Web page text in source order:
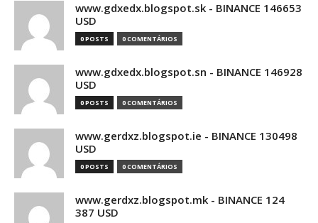
www.gdxedx.blogspot.sk - BINANCE 146653
USD
0 POSTS 0 COMENTÁRIOS
www.gdxedx.blogspot.sn - BINANCE 146928
USD
0 POSTS 0 COMENTÁRIOS
www.gerdxz.blogspot.ie - BINANCE 130498
USD
0 POSTS 0 COMENTÁRIOS
www.gerdxz.blogspot.mk - BINANCE 124
387 USD